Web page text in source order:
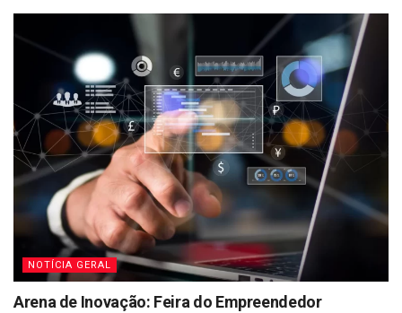
NOTÍCIA GERAL
Arena de Inovação: Feira do Empreendedor